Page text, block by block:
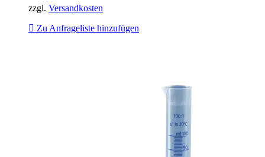
zzgl. Versandkosten
Zu Anfrageliste hinzufügen